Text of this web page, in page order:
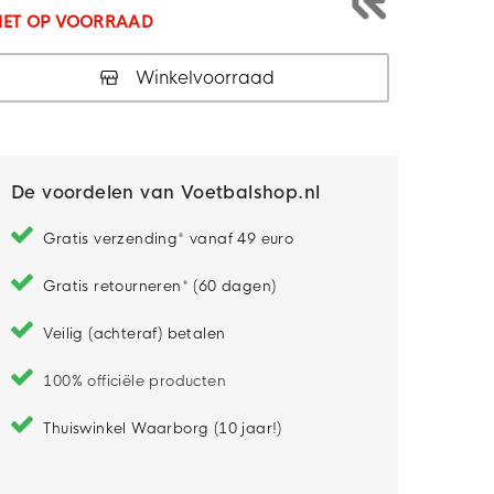
OP VOORRAAD
Winkelvoorraad
De voordelen van Voetbalshop.nl
Gratis verzending* vanaf 49 euro
Gratis retourneren* (60 dagen)
Veilig (achteraf) betalen
100% officiële producten
Thuiswinkel Waarborg (10 jaar!)